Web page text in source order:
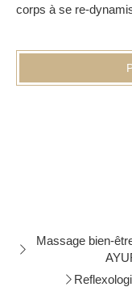
corps à se re-
Massage bien-